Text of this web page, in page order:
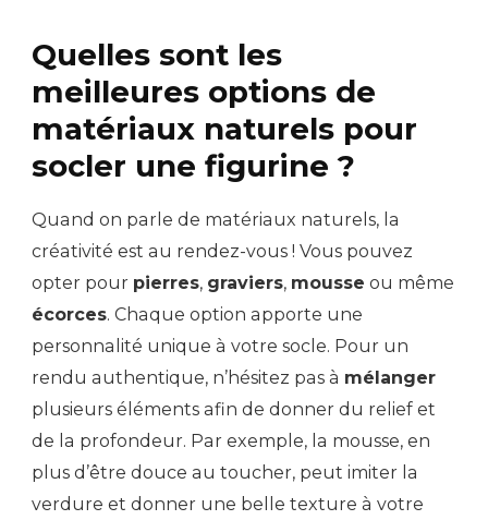
Quelles sont les
meilleures options de
matériaux naturels pour
socler une figurine ?
Quand on parle de matériaux naturels, la
créativité est au rendez-vous ! Vous pouvez
opter pour pierres, graviers, mousse ou même
écorces. Chaque option apporte une
personnalité unique à votre socle. Pour un
rendu authentique, n’hésitez pas à mélanger
plusieurs éléments afin de donner du relief et
de la profondeur. Par exemple, la mousse, en
plus d’être douce au toucher, peut imiter la
verdure et donner une belle texture à votre